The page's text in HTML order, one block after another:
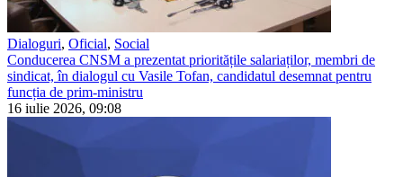
Dialoguri, Oficial, Social
Conducerea CNSM a prezentat prioritățile salariaților, membri de
sindicat, în dialogul cu Vasile Tofan, candidatul desemnat pentru
funcția de prim-ministru
16 iulie 2026, 09:08